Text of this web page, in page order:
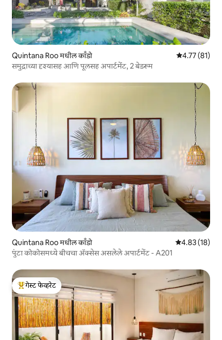
Quintana Roo मधील काँडो 5 पैकी 4.77
4.77 (81)
समुद्राच्या दृश्यासह आणि पूलसह अपार्टमेंट, 2 बेडरूम
Quintana Roo मधील काँडो 5 पैकी 4.83
4.83 (18)
पुंटा कोकोसमध्ये बीचचा ॲक्सेस असलेले अपार्टमेंट - A201
टॉप गेस्ट फेव्हरेट
गेस्ट फेव्हरेट